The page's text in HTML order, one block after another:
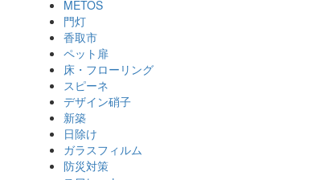
METOS
門灯
香取市
ペット扉
床・フローリング
スピーネ
デザイン硝子
新築
日除け
ガラスフィルム
防災対策